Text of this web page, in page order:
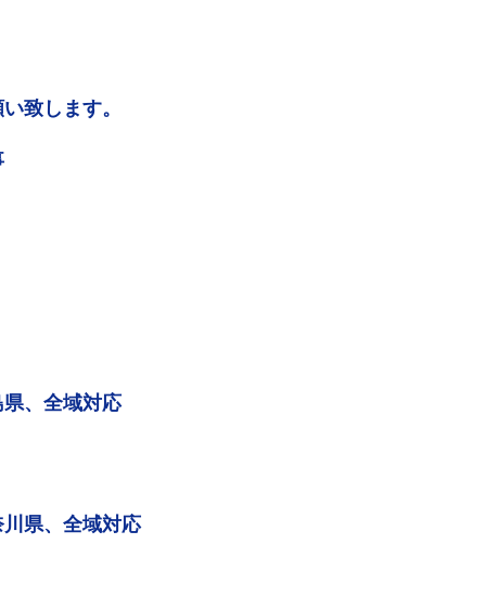
致します。
、全域対応
県、全域対応